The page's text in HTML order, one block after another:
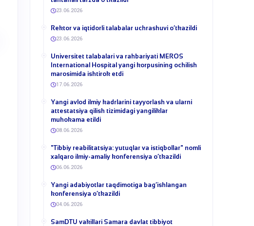
23.06.2026
​Rektor va iqtidorli talabalar uchrashuvi o‘tkazildi
23.06.2026
Universitet talabalari va rahbariyati MEROS
International Hospital yangi korpusining ochilish
marosimida ishtirok etdi
17.06.2026
Yangi avlod ilmiy kadrlarini tayyorlash va ularni
attestatsiya qilish tizimidagi yangiliklar
muhokama etildi
08.06.2026
​"Tibbiy reabilitatsiya: yutuqlar va istiqbollar" nomli
xalqaro ilmiy-amaliy konferensiya o‘tkazildi
06.06.2026
​Yangi adabiyotlar taqdimotiga bag‘ishlangan
konferensiya o‘tkazildi
04.06.2026
SamDTU vakillari Samara davlat tibbiyot